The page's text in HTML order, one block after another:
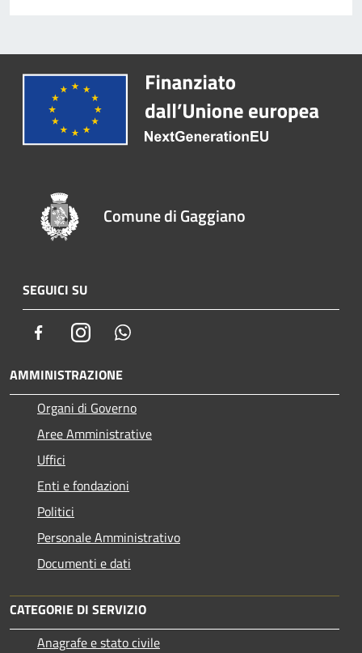
Comune di Gaggiano
SEGUICI SU
FacebookInstagram
AMMINISTRAZIONE
Organi di Governo
Aree Amministrative
Uffici
Enti e fondazioni
Politici
Personale Amministrativo
Documenti e dati
CATEGORIE DI SERVIZIO
Anagrafe e stato civile